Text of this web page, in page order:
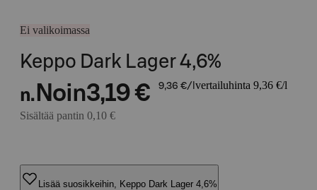
Ei valikoimassa
Keppo Dark Lager 4,6%
n. Noin3,19 € 9,36 €/l vertailuhinta 9,36 €/l
Sisältää pantin 0,10 €
Lisää suosikkeihin, Keppo Dark Lager 4,6%